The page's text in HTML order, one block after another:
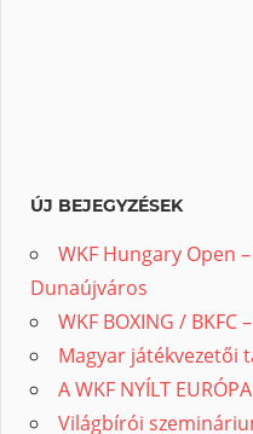
ÚJ BEJEGYZÉSEK
WKF Hungary Open
Dunaújváros
WKF BOXING / BKFC
Magyar játékvezetői
A WKF NYÍLT
Világbírói